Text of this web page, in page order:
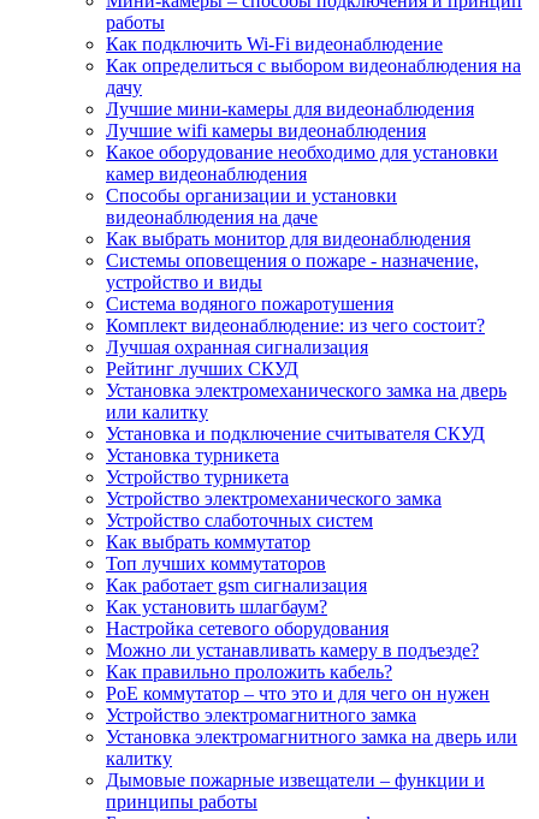
работы
Как подключить Wi-Fi видеонаблюдение
Как определиться с выбором видеонаблюдения на
дачу
Лучшие мини-камеры для видеонаблюдения
Лучшие wifi камеры видеонаблюдения
Какое оборудование необходимо для установки
камер видеонаблюдения
Способы организации и установки
видеонаблюдения на даче
Как выбрать монитор для видеонаблюдения
Системы оповещения о пожаре - назначение,
устройство и виды
Система водяного пожаротушения
Комплект видеонаблюдение: из чего состоит?
Лучшая охранная сигнализация
Рейтинг лучших СКУД
Установка электромеханического замка на дверь
или калитку
Установка и подключение считывателя СКУД
Установка турникета
Устройство турникета
Устройство электромеханического замка
Устройство слаботочных систем
Как выбрать коммутатор
Топ лучших коммутаторов
Как работает gsm сигнализация
Как установить шлагбаум?
Настройка сетевого оборудования
Можно ли устанавливать камеру в подъезде?
Как правильно проложить кабель?
PoE коммутатор – что это и для чего он нужен
Устройство электромагнитного замка
Установка электромагнитного замка на дверь или
калитку
Дымовые пожарные извещатели – функции и
принципы работы